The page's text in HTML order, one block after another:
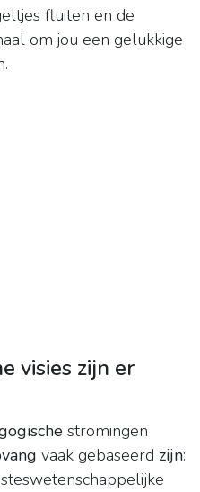
fluiten en de
om jou een gelukkige
visies zijn er
stromingen
vaak gebaseerd zijn: